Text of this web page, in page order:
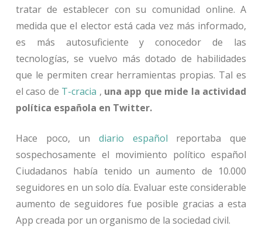
tratar de establecer con su comunidad online. A
medida que el elector está cada vez más informado,
es más autosuficiente y conocedor de las
tecnologías, se vuelvo más dotado de habilidades
que le permiten crear herramientas propias. Tal es
el caso de T-cracia , una app que mide la actividad
política española en Twitter.
Hace poco, un diario español reportaba que
sospechosamente el movimiento político español
Ciudadanos había tenido un aumento de 10.000
seguidores en un solo día. Evaluar este considerable
aumento de seguidores fue posible gracias a esta
App creada por un organismo de la sociedad civil.